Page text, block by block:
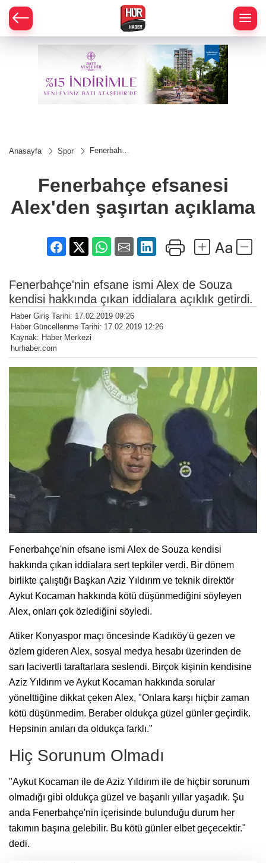
Anasayfa Spor
Fenerbahçe
şaşırtan
açıklama
Fenerbahçe efsanesi
Alex'den şaşırtan açıklama
Fenerbahçe'nin efsane ismi Alex de Souza
kendisi hakkında çıkan iddialara açıklık getirdi.
Haber Giriş Tarihi: 17.02.2019 09:26
Haber Güncellenme Tarihi: 17.02.2019 12:26
Kaynak: Haber Merkezi
hurhaber.com
Fenerbahçe'nin efsane ismi Alex de Souza kendisi
hakkında çıkan iddialara sert tepkiler verdi. Bir dönem
birlikte çalıştığı Başkan Aziz Yıldırım ve teknik direktör
Aykut Kocaman hakkında kötü düşünmediğini söyleyen
Alex, onları çok özlediğini söyledi.
Atiker Konyaspor maçı öncesinde Kadıköy'ü gezen ve
özlem gideren Alex, sosyal medya hesabı üzerinden de
sarı lacivertli taraftarlara seslendi. Birçok kişinin kendisine
Aziz Yıldırım ve Aykut Kocaman hakkında sorular
yönelttiğine dikkat çeken Alex, "Onlara karşı hiçbir zaman
kötü düşünmedim. Beraber oldukça güzel günler geçirdik.
Hepsinin anıları da oldukça farklı."
Hiç Sorunum Olmadı
"Aykut Kocaman ile de Aziz Yıldırım ile de hiçbir sorunum
olmadığı gibi oldukça güzel ve başarılı yıllar yaşadık. Şu
anda Fenerbahçe'nin içerisinde bulunduğu durum her
takımın başına gelebilir. Bu kötü günler elbet geçecektir."
dedi.